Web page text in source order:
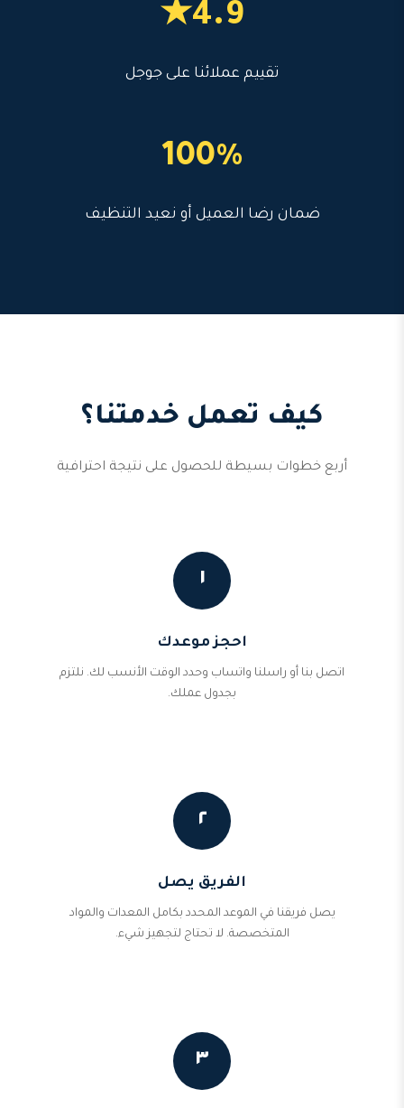
4.9★
تقييم عملائنا على جوجل
100%
ضمان رضا العميل أو نعيد التنظيف
كيف تعمل خدمتنا؟
أربع خطوات بسيطة للحصول على نتيجة احترافية
١
احجز موعدك
اتصل بنا أو راسلنا واتساب وحدد الوقت الأنسب لك. نلتزم
بجدول عملك.
٢
الفريق يصل
يصل فريقنا في الموعد المحدد بكامل المعدات والمواد
المتخصصة. لا تحتاج لتجهيز شيء.
٣